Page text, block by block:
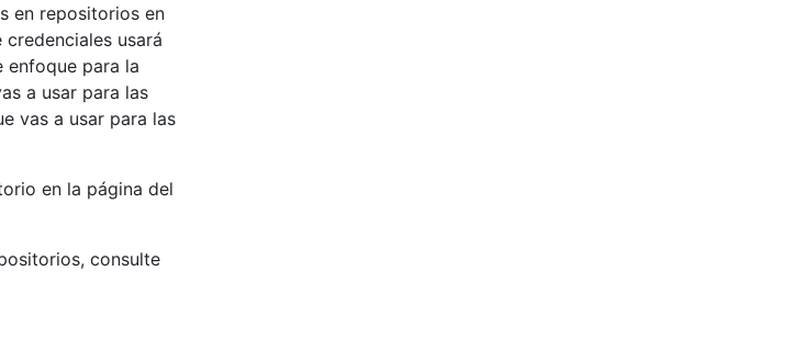
en repositorios en
usará
enfoque para la
a usar para las
vas a usar para las
en la página del
consulte